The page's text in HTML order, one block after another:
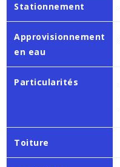
Stationnement
Approvisionnement
en eau
Particularités
Toiture